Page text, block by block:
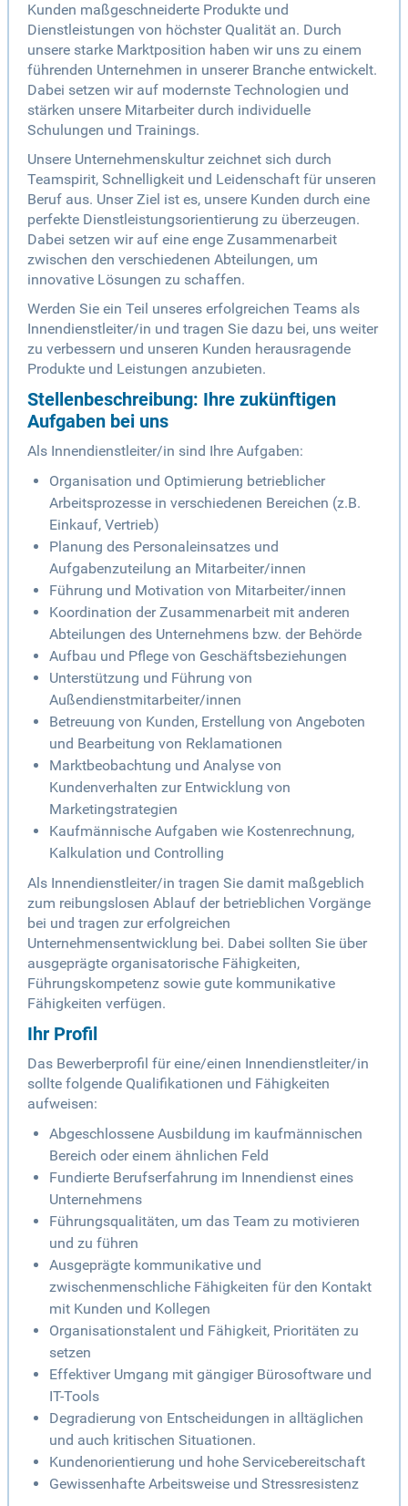
Kunden maßgeschneiderte Produkte und
Dienstleistungen von höchster Qualität an. Durch
unsere starke Marktposition haben wir uns zu einem
führenden Unternehmen in unserer Branche entwickelt.
Dabei setzen wir auf modernste Technologien und
stärken unsere Mitarbeiter durch individuelle
Schulungen und Trainings.
Unsere Unternehmenskultur zeichnet sich durch
Teamspirit, Schnelligkeit und Leidenschaft für unseren
Beruf aus. Unser Ziel ist es, unsere Kunden durch eine
perfekte Dienstleistungsorientierung zu überzeugen.
Dabei setzen wir auf eine enge Zusammenarbeit
zwischen den verschiedenen Abteilungen, um
innovative Lösungen zu schaffen.
Werden Sie ein Teil unseres erfolgreichen Teams als
Innendienstleiter/in und tragen Sie dazu bei, uns weiter
zu verbessern und unseren Kunden herausragende
Produkte und Leistungen anzubieten.
Stellenbeschreibung: Ihre zukünftigen
Aufgaben bei uns
Als Innendienstleiter/in sind Ihre Aufgaben:
Organisation und Optimierung betrieblicher
Arbeitsprozesse in verschiedenen Bereichen (z.B.
Einkauf, Vertrieb)
Planung des Personaleinsatzes und
Aufgabenzuteilung an Mitarbeiter/innen
Führung und Motivation von Mitarbeiter/innen
Koordination der Zusammenarbeit mit anderen
Abteilungen des Unternehmens bzw. der Behörde
Aufbau und Pflege von Geschäftsbeziehungen
Unterstützung und Führung von
Außendienstmitarbeiter/innen
Betreuung von Kunden, Erstellung von Angeboten
und Bearbeitung von Reklamationen
Marktbeobachtung und Analyse von
Kundenverhalten zur Entwicklung von
Marketingstrategien
Kaufmännische Aufgaben wie Kostenrechnung,
Kalkulation und Controlling
Als Innendienstleiter/in tragen Sie damit maßgeblich
zum reibungslosen Ablauf der betrieblichen Vorgänge
bei und tragen zur erfolgreichen
Unternehmensentwicklung bei. Dabei sollten Sie über
ausgeprägte organisatorische Fähigkeiten,
Führungskompetenz sowie gute kommunikative
Fähigkeiten verfügen.
Ihr Profil
Das Bewerberprofil für eine/einen Innendienstleiter/in
sollte folgende Qualifikationen und Fähigkeiten
aufweisen:
Abgeschlossene Ausbildung im kaufmännischen
Bereich oder einem ähnlichen Feld
Fundierte Berufserfahrung im Innendienst eines
Unternehmens
Führungsqualitäten, um das Team zu motivieren
und zu führen
Ausgeprägte kommunikative und
zwischenmenschliche Fähigkeiten für den Kontakt
mit Kunden und Kollegen
Organisationstalent und Fähigkeit, Prioritäten zu
setzen
Effektiver Umgang mit gängiger Bürosoftware und
IT-Tools
Degradierung von Entscheidungen in alltäglichen
und auch kritischen Situationen.
Kundenorientierung und hohe Servicebereitschaft
Gewissenhafte Arbeitsweise und Stressresistenz